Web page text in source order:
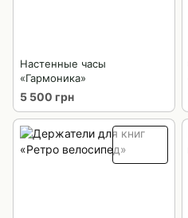
Настенные часы
«Гармоника»
5 500 грн